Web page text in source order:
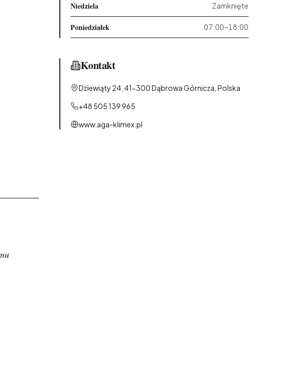
Niedziela Zamknięte
Poniedziałek 07:00–18:00
Kontakt
Dziewiąty 24, 41-300 Dąbrowa Górnicza, Polska
+48 505 139 965
www.aga-klimex.pl